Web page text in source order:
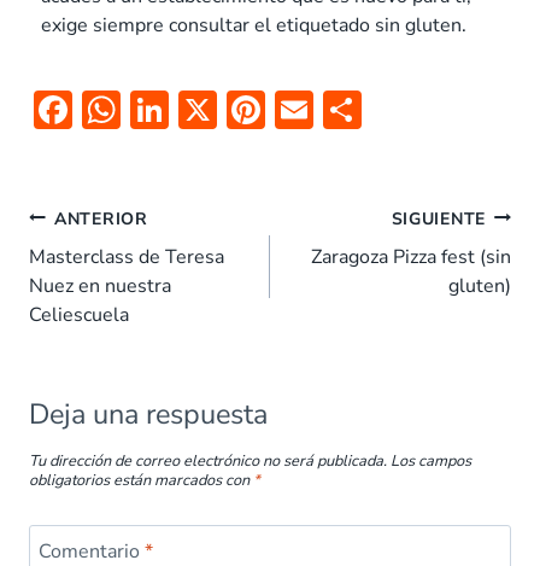
exige siempre consultar el etiquetado sin gluten.
F
b
o
o
W
s
A
p
Li
dI
n
X Pi
es
E
ar
ANTERIOR
Masterclass de Teresa
Nuez en nuestra
Celiescuela
SIGUIENTE
Zaragoza Pizza fest (sin
gluten)
Deja una respuesta
Tu dirección de correo electrónico no será publicada. Los campos
obligatorios están marcados con *
Comentario *